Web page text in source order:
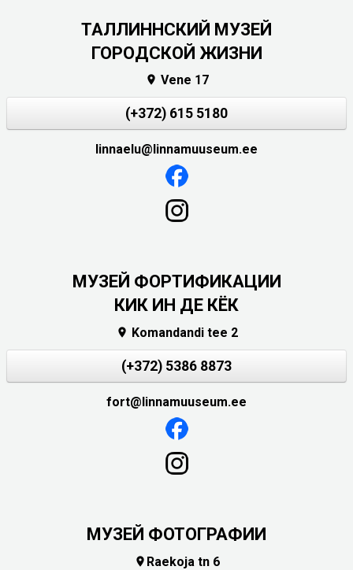
ТАЛЛИННСКИЙ МУЗЕЙ
ГОРОДСКОЙ ЖИЗНИ
 Vene 17
(+372) 615 5180
linnaelu@linnamuuseum.ee
МУЗЕЙ ФОРТИФИКАЦИИ
КИК ИН ДЕ КЁК
 Komandandi tee 2
(+372) 5386 8873
fort@linnamuuseum.ee
МУЗЕЙ ФОТОГРАФИИ
 Raekoja tn 6